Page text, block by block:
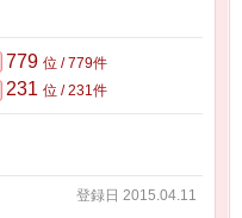
779 位 / 779件
231 位 / 231件
登録日 2015.04.11